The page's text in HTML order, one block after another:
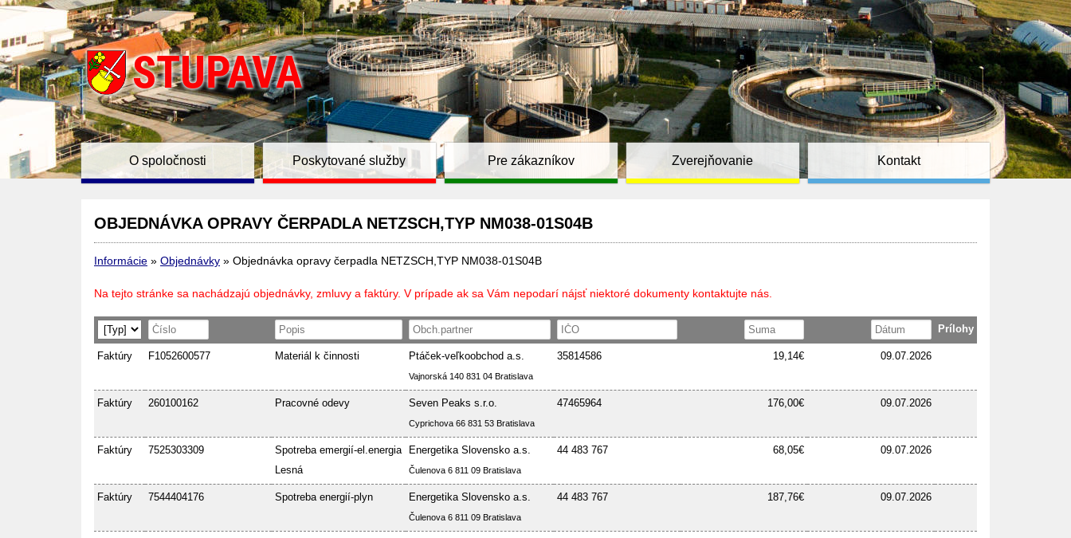
O spoločnosti Poskytované služby Pre zákazníkov Zverejňovanie Kontakt
OBJEDNÁVKA OPRAVY ČERPADLA NETZSCH,TYP NM038-01S04B
Informácie » Objednávky » Objednávka opravy čerpadla NETZSCH,TYP NM038-01S04B
Na tejto stránke sa nachádzajú objednávky, zmluvy a faktúry. V prípade ak sa Vám nepodarí nájsť niektoré dokumenty kontaktujte nás.
Prílohy
Faktúry F1052600577 Materiál k činnosti Ptáček-veľkoobchod a.s.
Vajnorská 140 831 04 Bratislava
35814586 19,14€ 09.07.2026
Faktúry 260100162 Pracovné odevy Seven Peaks s.r.o.
Cyprichova 66 831 53 Bratislava
47465964 176,00€ 09.07.2026
Faktúry 7525303309
Spotreba emergií-el.energia
Lesná
Energetika Slovensko a.s.
Čulenova 6 811 09 Bratislava
44 483 767 68,05€ 09.07.2026
Faktúry 7544404176 Spotreba energií-plyn Energetika Slovensko a.s.
Čulenova 6 811 09 Bratislava
44 483 767 187,76€ 09.07.2026